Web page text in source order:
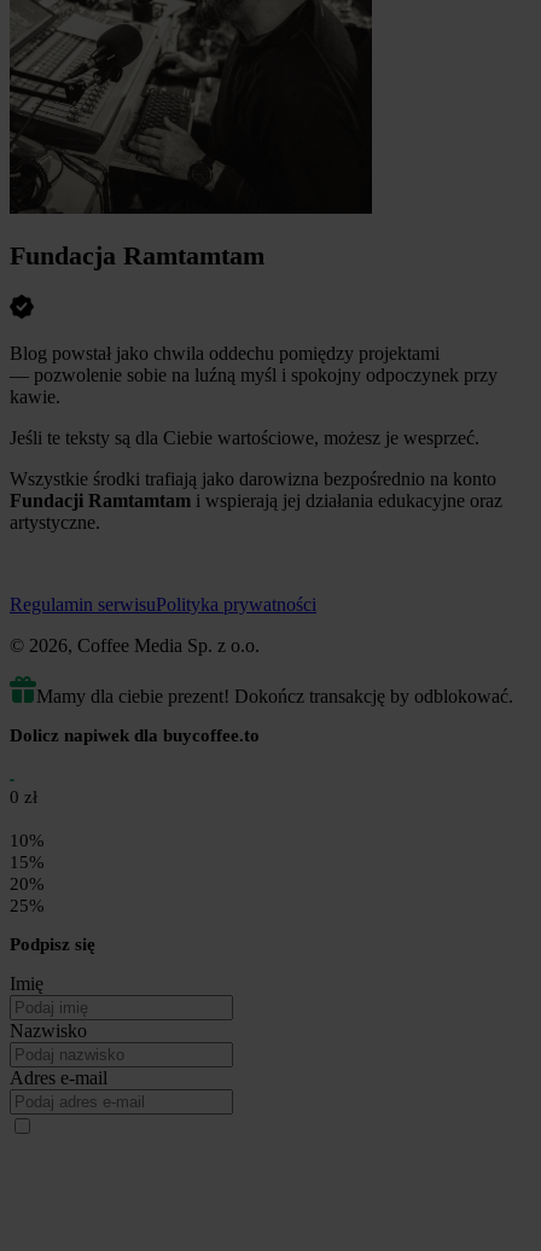
Fundacja Ramtamtam
Blog powstał jako chwila oddechu pomiędzy projektami
— pozwolenie sobie na luźną myśl i spokojny odpoczynek przy
kawie.
Jeśli te teksty są dla Ciebie wartościowe, możesz je wesprzeć.
Wszystkie środki trafiają jako darowizna bezpośrednio na konto
Fundacji Ramtamtam i wspierają jej działania edukacyjne oraz
artystyczne.
Regulamin serwisuPolityka prywatności
© 2026, Coffee Media Sp. z o.o.
Mamy dla ciebie prezent! Dokończ transakcję by odblokować.
Dolicz napiwek dla buycoffee.to
0 zł
10%
15%
20%
25%
Podpisz się
Imię
Nazwisko
Adres e-mail